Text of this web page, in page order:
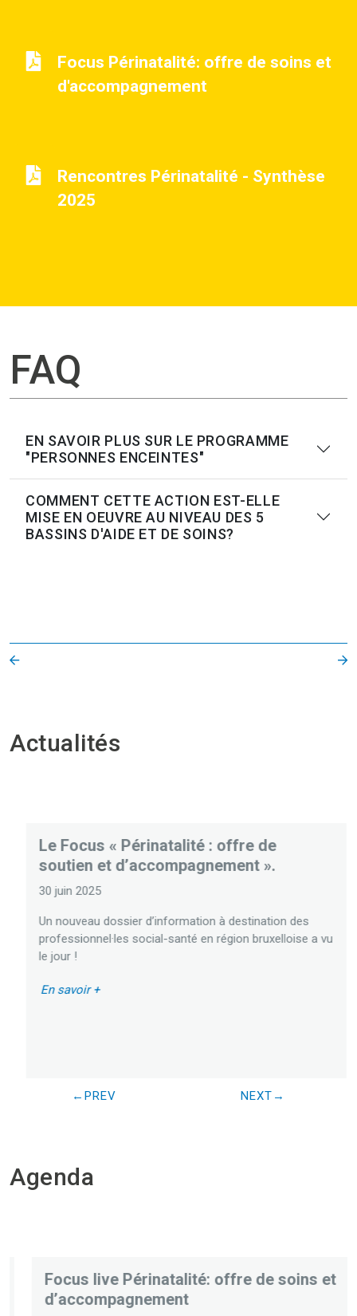
Focus Périnatalité: offre de soins et
d'accompagnement
Rencontres Périnatalité - Synthèse
2025
FAQ
EN SAVOIR PLUS SUR LE PROGRAMME
"PERSONNES ENCEINTES"
COMMENT CETTE ACTION EST-ELLE
MISE EN OEUVRE AU NIVEAU DES 5
BASSINS D'AIDE ET DE SOINS?
Actualités
Le Focus « Périnatalité : offre de
soutien et d’accompagnement ».
30 juin 2025
Un nouveau dossier d’information à destination des
professionnel·les social-santé en région bruxelloise a vu
le jour !
En savoir +
PREV NEXT
Agenda
Focus live Périnatalité: offre de soins et
d’accompagnement